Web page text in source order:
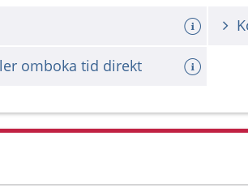
omboka tid direkt